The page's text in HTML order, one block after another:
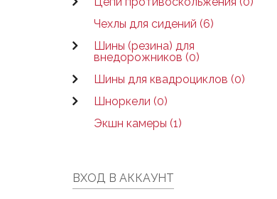
Чехлы для сидений (6)
Шины (резина) для
внедорожников (0)
Шины для квадроциклов (0)
Шноркели (0)
Экшн камеры (1)
ВХОД В АККАУНТ